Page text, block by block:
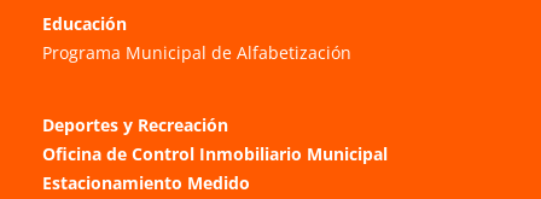
Educación
Programa Municipal de Alfabetización
Deportes y Recreación
Oficina de Control Inmobiliario Municipal
Estacionamiento Medido